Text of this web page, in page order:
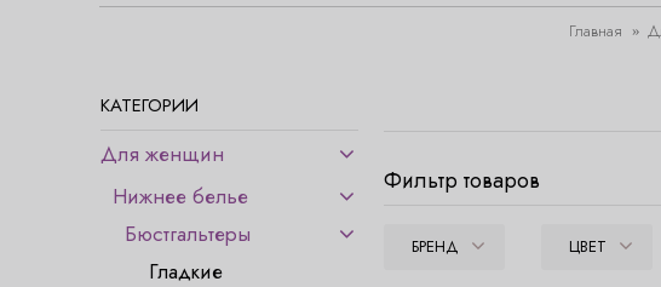
Главная
КАТЕГОРИИ
Для женщин
Нижнее белье
Бюстгальтеры
Гладкие
Фильтр товаров
БРЕНД ЦВЕТ